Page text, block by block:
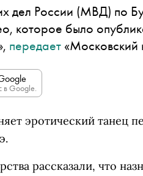
дел России (МВД) по
которое было
передает
в Google.
эротический танец
рассказали, что